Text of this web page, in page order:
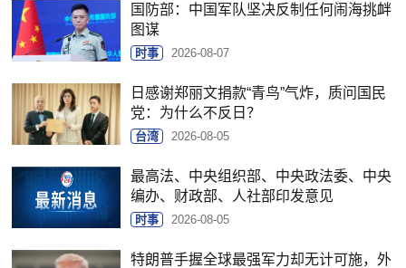
国防部：中国军队坚决反制任何闹海挑衅
图谋
时事 2026-08-07
日感谢郑丽文捐款“青鸟”气炸，质问国民
党：为什么不反日？
台湾 2026-08-05
最高法、中央组织部、中央政法委、中央
编办、财政部、人社部印发意见
时事 2026-08-05
特朗普手握全球最强军力却无计可施，外